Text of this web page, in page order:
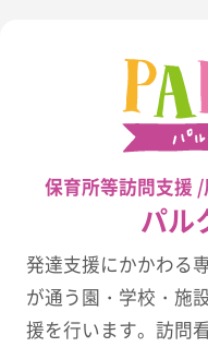
保育所等訪問支援
パル
発達支援にかかわる
が通う園・学校・施
援を行います。訪問